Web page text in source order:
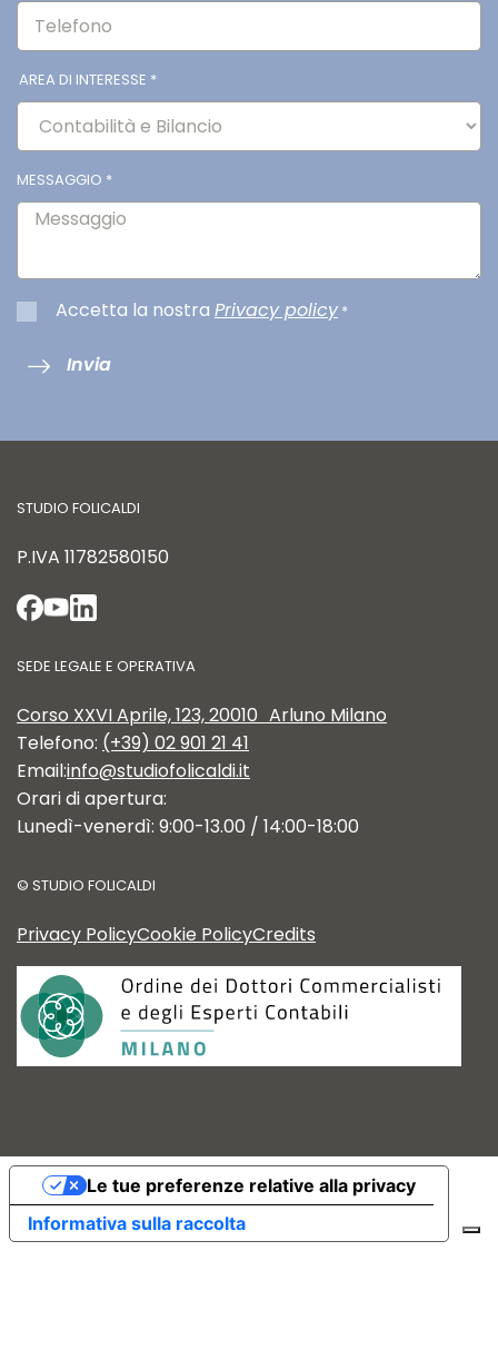
AREA DI INTERESSE *
MESSAGGIO *
Accetta la nostra Privacy policy*
Invia
STUDIO FOLICALDI
P.IVA 11782580150
SEDE LEGALE E OPERATIVA
Corso XXVI Aprile, 123, 20010 Arluno Milano
Telefono: (+39) 02 901 21 41
Email:info@studiofolicaldi.it
Orari di apertura:
Lunedì-venerdì: 9:00-13.00 / 14:00-18:00
© STUDIO FOLICALDI
Privacy PolicyCookie PolicyCredits
Informativa sulla raccolta
Le tue preferenze relative alla privacy